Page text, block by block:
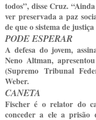
todos”, disse Cruz.
ver preservada a paz
de que o sistema de
PODE ESPERAR
A defesa do jovem,
Neno Altman,
(Supremo Tribunal
Weber.
CANETA
Fischer é o relator do
conceder a ele a prisão